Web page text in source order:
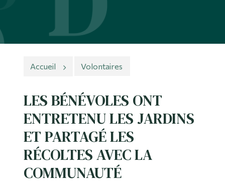
Accueil Volontaires
LES BÉNÉVOLES ONT
ENTRETENU LES JARDINS
ET PARTAGÉ LES
RÉCOLTES AVEC LA
COMMUNAUTÉ
Liens rapides
Outils
Menu principal
Programmes
Formation continue
Admissions